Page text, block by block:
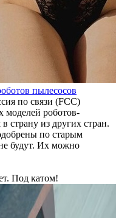
пылесосов
по связи (FCC)
моделей роботов-
страну из других стран.
по старым
будут. Их можно
Под катом!